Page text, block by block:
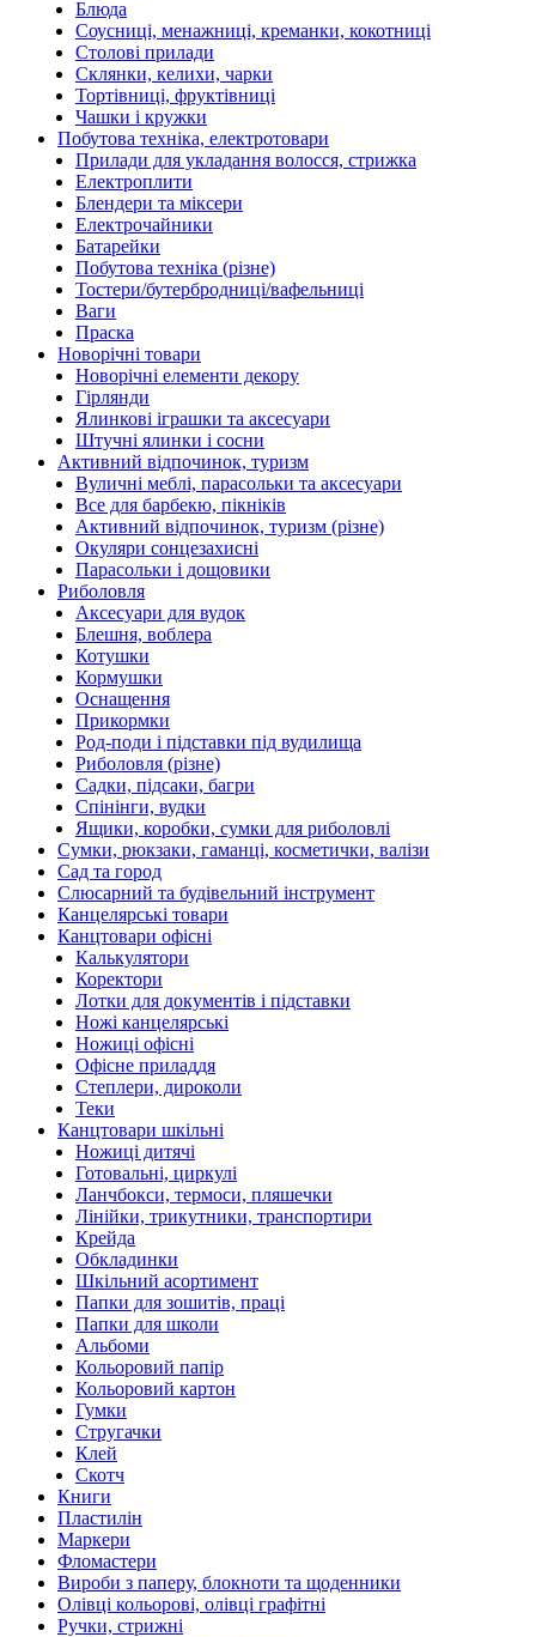
Блюда
Соусниці, менажниці, креманки, кокотниці
Столові прилади
Склянки, келихи, чарки
Тортівниці, фруктівниці
Чашки і кружки
Побутова техніка, електротовари
Прилади для укладання волосся, стрижка
Електроплити
Блендери та міксери
Електрочайники
Батарейки
Побутова техніка (різне)
Тостери/бутербродниці/вафельниці
Ваги
Праска
Новорічні товари
Новорічні елементи декору
Гірлянди
Ялинкові іграшки та аксесуари
Штучні ялинки і сосни
Активний відпочинок, туризм
Вуличні меблі, парасольки та аксесуари
Все для барбекю, пікніків
Активний відпочинок, туризм (різне)
Окуляри сонцезахисні
Парасольки і дощовики
Риболовля
Аксесуари для вудок
Блешня, воблера
Котушки
Кормушки
Оснащення
Прикормки
Род-поди і підставки під вудилища
Риболовля (різне)
Садки, підсаки, багри
Спінінги, вудки
Ящики, коробки, сумки для риболовлі
Сумки, рюкзаки, гаманці, косметички, валізи
Сад та город
Слюсарний та будівельний інструмент
Канцелярські товари
Канцтовари офісні
Калькулятори
Коректори
Лотки для документів і підставки
Ножі канцелярські
Ножиці офісні
Офісне приладдя
Степлери, дироколи
Теки
Канцтовари шкільні
Ножиці дитячі
Готовальні, циркулі
Ланчбокси, термоси, пляшечки
Лінійки, трикутники, транспортири
Крейда
Обкладинки
Шкільний асортимент
Папки для зошитів, праці
Папки для школи
Альбоми
Кольоровий папір
Кольоровий картон
Гумки
Стругачки
Клей
Скотч
Книги
Пластилін
Маркери
Фломастери
Вироби з паперу, блокноти та щоденники
Олівці кольорові, олівці графітні
Ручки, стрижні